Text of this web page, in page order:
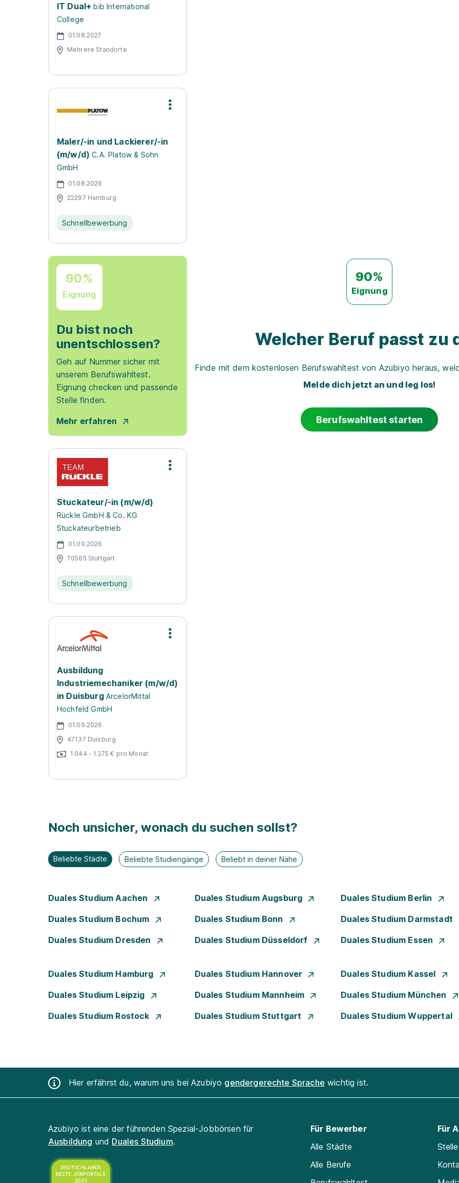
IT Dual+ bib International
College
01.08.2027
Mehrere Standorte
Maler/-in und Lackierer/-in
(m/w/d) C.A. Platow & Sohn
GmbH
01.08.2026
22297 Hamburg
Schnellbewerbung
90%
Eignung
Du bist noch
unentschlossen?
Geh auf Nummer sicher mit
unserem Berufswahltest.
Eignung checken und passende
Stelle finden.
Mehr erfahren
Stuckateur/-in (m/w/d)
Rückle GmbH & Co. KG
Stuckateurbetrieb
01.09.2026
70565 Stuttgart
Schnellbewerbung
Ausbildung
Industriemechaniker (m/w/d)
in Duisburg ArcelorMittal
Hochfeld GmbH
01.09.2026
47137 Duisburg
1.044 - 1.275 € pro Monat
90%
Eignung
Welcher Beruf passt zu
Finde mit dem kostenlosen Berufswahltest von Azubiyo heraus,
Melde dich jetzt an und leg los!
Berufswahltest starten
Noch unsicher, wonach du suchen sollst?
Beliebte Städte Beliebte Studiengänge Beliebt in deiner Nähe
Duales Studium Aachen Duales Studium Augsburg Duales Studium Berlin
Duales Studium Bochum Duales Studium Bonn Duales Studium Darmstadt
Duales Studium Dresden Duales Studium Düsseldorf Duales Studium Essen
Duales Studium Hamburg Duales Studium Hannover Duales Studium Kassel
Duales Studium Leipzig Duales Studium Mannheim Duales Studium München
Duales Studium Rostock Duales Studium Stuttgart Duales Studium Wuppertal
Hier erfährst du, warum uns bei Azubiyo gendergerechte Sprache wichtig ist.
Azubiyo ist eine der führenden Spezial-Jobbörsen für
Ausbildung und Duales Studium.
Für Bewerber
Alle Städte
Alle Berufe
Für